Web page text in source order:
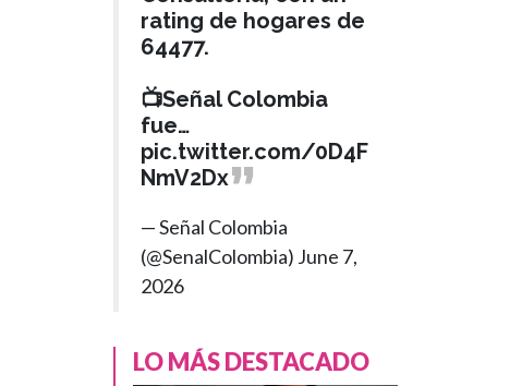
rating de hogares de
64477.
📺Señal Colombia
fue…
pic.twitter.com/0D4F
NmV2Dx
— Señal Colombia
(@SenalColombia) June 7,
2026
LO MÁS DESTACADO